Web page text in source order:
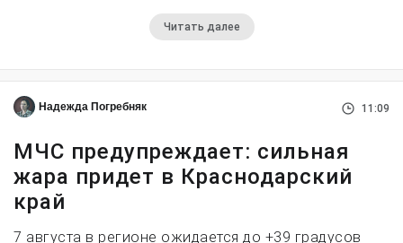
Читать далее
Надежда Погребняк 11:09
МЧС предупреждает: сильная
жара придет в Краснодарский
край
7 августа в регионе ожидается до +39 градусов